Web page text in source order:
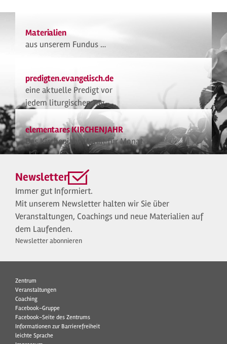
Materialien
aus unserem Fundus …
predigten.evangelisch.de
eine aktuelle Predigt vor
jedem liturgischen Tag
elementares KIRCHENJAHR
Das Kirchenjahr Monat für Monat
Newsletter
Immer gut Informiert.
Mit unserem Newsletter halten wir Sie über
Veranstaltungen, Coachings und neue Materialien auf
dem Laufenden.
Newsletter abonnieren
Zentrum
Veranstaltungen
Coaching
Facebook-Gruppe
Facebook-Seite des Zentrums
Informationen zur Barrierefreiheit
leichte Sprache